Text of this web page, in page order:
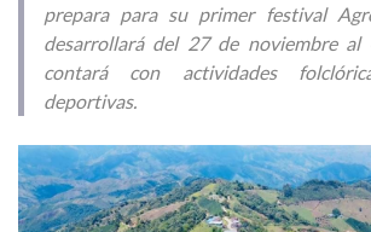
prepara para su primer festival
desarrollará del 27 de noviembre al
contará con actividades
deportivas.